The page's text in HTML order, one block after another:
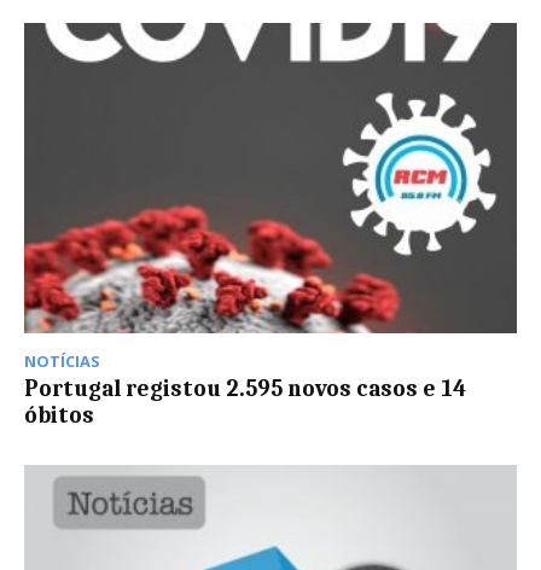
NOTÍCIAS
Portugal registou 2.595 novos casos e 14
óbitos